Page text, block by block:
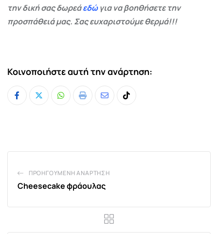
την δική σας δωρεάεδώγια να βοηθήσετε την
προσπάθειά μας. Σας ευχαριστούμε θερμά!!!
Κοινοποιήστε αυτή την ανάρτηση:
Whatsapp
Print
ShareTiktok
ΠΡΟΗΓΟΎΜΕΝΗ ΑΝΆΡΤΗΣΗ
Cheesecake φράουλας